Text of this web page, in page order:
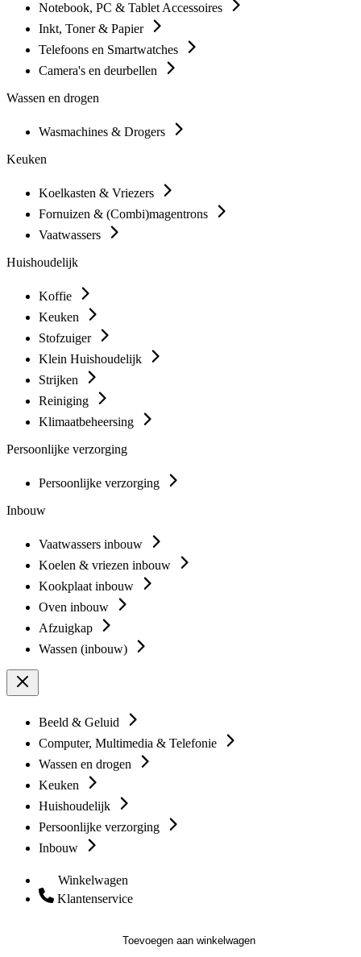
Notebook, PC & Tablet Accessoires
Inkt, Toner & Papier
Telefoons en Smartwatches
Camera's en deurbellen
Wassen en drogen
Wasmachines & Drogers
Keuken
Koelkasten & Vriezers
Fornuizen & (Combi)magentrons
Vaatwassers
Huishoudelijk
Koffie
Keuken
Stofzuiger
Klein Huishoudelijk
Strijken
Reiniging
Klimaatbeheersing
Persoonlijke verzorging
Persoonlijke verzorging
Inbouw
Vaatwassers inbouw
Koelen & vriezen inbouw
Kookplaat inbouw
Oven inbouw
Afzuigkap
Wassen (inbouw)
Beeld & Geluid
Computer, Multimedia & Telefonie
Wassen en drogen
Keuken
Huishoudelijk
Persoonlijke verzorging
Inbouw
Winkelwagen
Klantenservice
Toevoegen aan winkelwagen